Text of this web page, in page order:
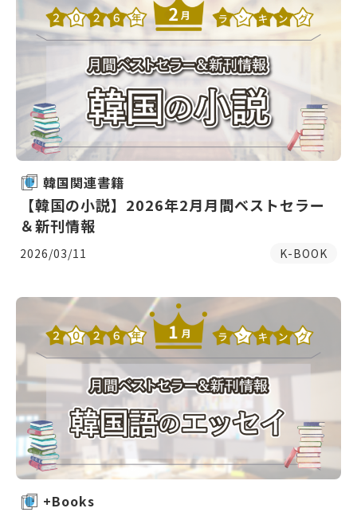
韓国関連書籍
【韓国の小説】2026年2月月間ベストセラー
＆新刊情報
2026/03/11 K-BOOK
+Books